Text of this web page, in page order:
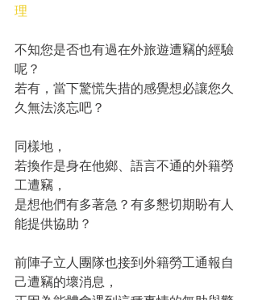
理
不知您是否也有過在外旅遊遭竊的經驗
呢？
若有，當下驚慌失措的感覺想必讓您久
久無法淡忘吧？
同樣地，
若換作是身在他鄉、語言不通的外籍勞
工遭竊，
是想他們有多著急？有多懇切期盼有人
能提供協助？
前陣子立人團隊也接到外籍勞工通報自
己遭竊的壞消息，